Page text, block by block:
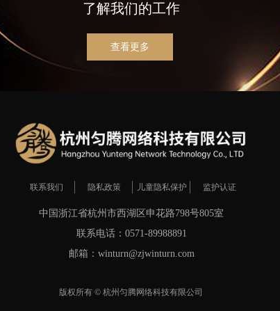
了解我们的工作
查看更多
版权所有 © 杭州匀腾网络科技有限公司
联系我们 隐私政策 儿童隐私保护 监护认证
中国浙江省杭州市西湖区申花路798号805室
联系电话：0571-89988891
邮箱：winturn@zjwinturn.com